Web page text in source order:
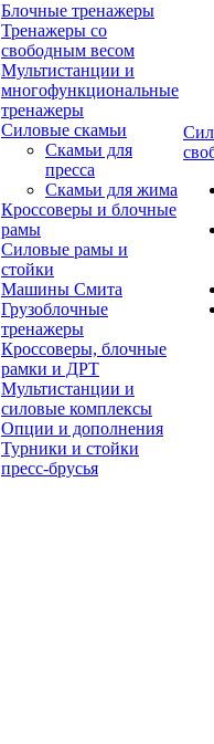
Блочные тренажеры
Тренажеры со
свободным весом
Мультистанции и
многофункциональные
тренажеры
Силовые скамьи
Скамьи для
пресса
Скамьи для жима
Кроссоверы и блочные
рамы
Силовые рамы и
стойки
Машины Смита
Грузоблочные
тренажеры
Кроссоверы, блочные
рамки и ДРТ
Мультистанции и
силовые комплексы
Опции и дополнения
Турники и стойки
пресс-брусья